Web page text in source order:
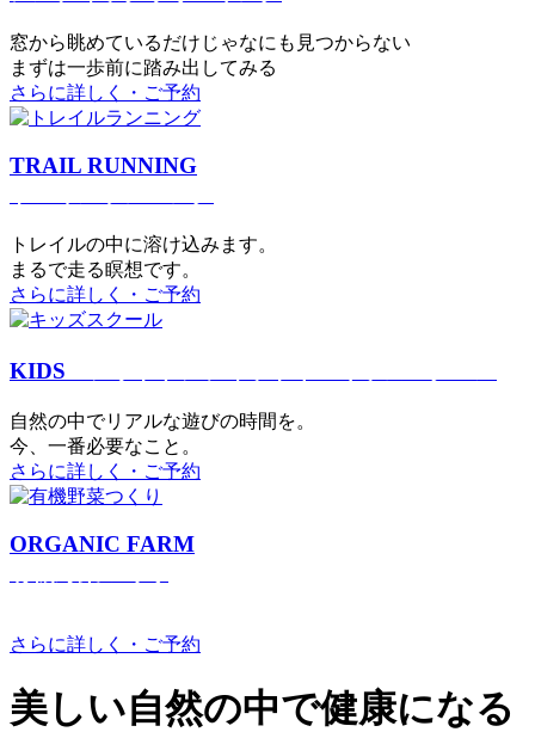
窓から眺めているだけじゃなにも見つからない
まずは一歩前に踏み出してみる
さらに詳しく・ご予約
TRAIL RUNNING
トレイルの中に溶け込みます。
まるで⾛る瞑想です。
さらに詳しく・ご予約
KIDS
⾃然の中でリアルな遊びの時間を。
今、⼀番必要なこと。
さらに詳しく・ご予約
ORGANIC FARM
さらに詳しく・ご予約
美しい⾃然の中で健康になる